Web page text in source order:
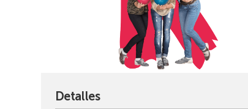
Detalles